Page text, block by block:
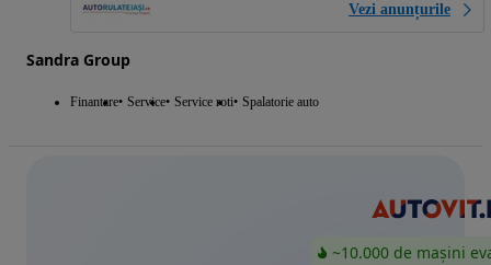
Vezi anunțurile
Sandra Group
Finantare Service Service roti Spalatorie auto
~10.000 de mașini